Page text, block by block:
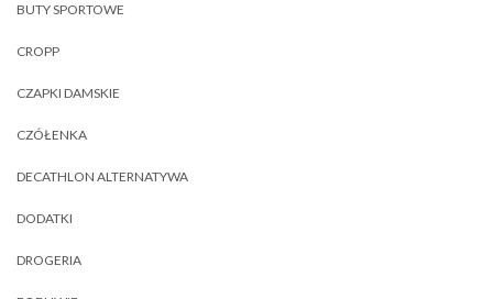
BUTY SPORTOWE
CROPP
CZAPKI DAMSKIE
CZÓŁENKA
DECATHLON ALTERNATYWA
DODATKI
DROGERIA